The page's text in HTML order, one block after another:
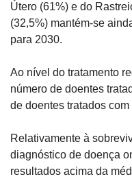
Útero (61%) e do
(32,5%) mantém-se
para 2030.
Ao nível do tratamento
número de doentes
de doentes tratados
Relativamente à
diagnóstico de doença
resultados acima da